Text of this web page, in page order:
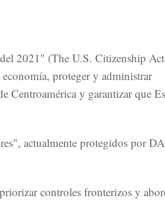
2021" (The U.S. Citizenship
proteger y administrar
Centroamérica y garantizar que
actualmente protegidos por
controles fronterizos y